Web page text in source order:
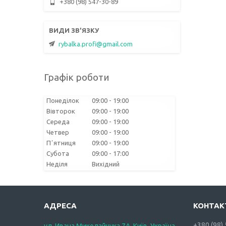
rybalka.profi@gmail.com
Графік роботи
Понеділок 09:00
19:00
Вівторок
09:00
19:00
Середа
09:00
19:00
Четвер
09:00
19:00
Пʼятниця
09:00
19:00
Субота
09:00
17:00
Неділя
Вихідний